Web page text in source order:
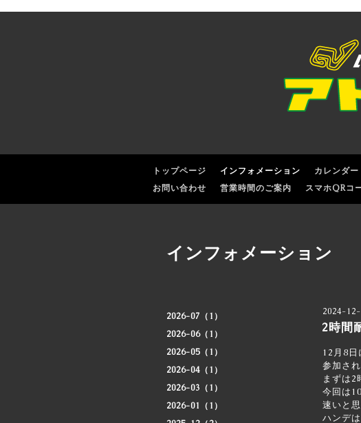
トップページ インフォメーション カレンダー
お問い合わせ
営業時間のご案内 スマホQRコ
2026-07（1）
2026-06（1）
2026-05（1）
2026-04（1）
2026-03（1）
2026-01（1）
インフォメーション
2024-
2時間
12月8日
参加さ
まずは2
今回は
速いと
ハンデ